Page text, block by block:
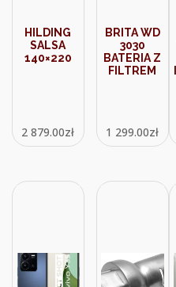
HILDING
SALSA
140×220
2 879.00zł
BRITA WD
3030
BATERIA Z
FILTREM
1 299.00zł